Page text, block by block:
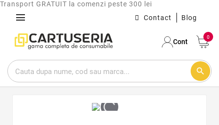
Transport GRATUIT la comenzi peste 300 lei
menu Contact Blog
Cont
0
search